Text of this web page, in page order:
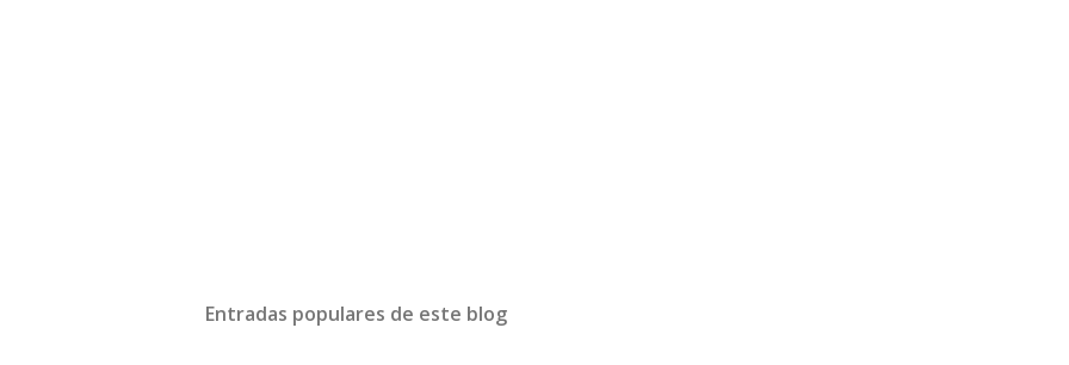
Entradas populares de este blog